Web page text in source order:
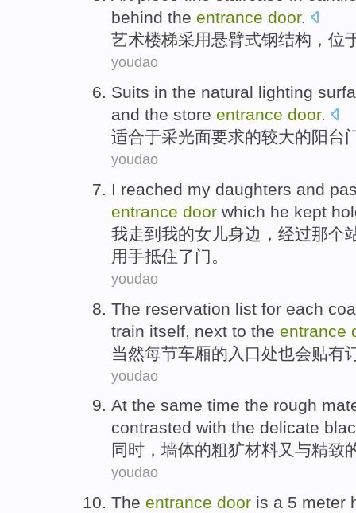
behind the entrance door.
艺术楼梯采用悬臂式钢结构 ， 位
youdao
Suits in the natural lighting
and the store entrance door.
适合于采光面要求的较大的阳台
youdao
I reached my daughters and
entrance door which he kept
我走到 我的女儿身边 ， 经过那个
用手抵住了门。
youdao
The reservation list for each
train itself, next to the entrance
当然每节车厢的 入口处也会贴有
youdao
At the same time the rough
contrasted with the delicate
同时 ， 墙体的粗犷材料又 与精致
youdao
The entrance door is a 5 meter